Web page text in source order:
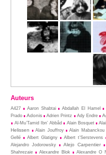
Auteurs
A427 Aaron Shabtai Abdallah El Hamel
Prado
Adonis Adrien Printz Ady Endre
Al-Mu’Tamid Ibn’ Abbâd
Alain Bosquet
Helissen
Alain Jouffroy Alain Mabanckou
Gellé
Albert Glatigny Albert t’Serstevens
Alejandro Jodorowsky
Alejo Carpentier
Shahrezaie
Alexandre Blok Alexandre O